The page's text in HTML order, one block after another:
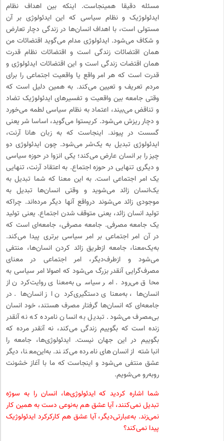
مسئله دقیقا همینجاست. اینکه بین اهداف نظام
ایدئولوژیک و نظام سیاسی که این ایدئولوژی بر آن
مستولی است، با اهداف انسان‌ها در زندگی دچار تعارض
و شکاف می‌شود. ایدئولوژی مدام می‌گوید اقتضائات من
همان اقتضائات زندگی است و اقتضائات نظام قدرت
همان اقتضات زندگی است و این اقتضائات ایدئولوژی و
قدرت است که هر امر واقع یا واقعیت اجتماعی را برای
مردم تعریف و تعیین می‌کند. به همین دلیل است که
وقتی جامعه بین واقعیت و تفسیرهای ایدئولوژیک تضاد
و تناقض می‌بیند، اعتماد به نظام سیاسی لطمه می‌خورد
و دچار ریزش می‌شود. کریستوا می‌گوید، اساسا شر یعنی
گسست در پیوند. اینجاست که به زبان هانا آرنت،
ایدئولوژی تبدیل به یک‌شر می‌شود. چون ایدئولوژی دو
چیز را بر انسان عارض می‌کند؛ یکی انزوا در حوزه سیاسی
و دیگری تنهایی در حوزه اجتماع. به اعتقاد آرنت، تنهایی
یک امر اجتماعی است. به این معنا که شما تبدیل به
یک‌انسان زائد می‌شوید و وقتی انسان‌ها تبدیل به
موجودی زائد می‌شوند درواقع آنها دیگر مرده‌اند. چراکه
تولید انسان زائد، یعنی متوقف شدن اجتماع. یعنی تولید
یک جامعه مصرفی. جامعه مصرفی، جامعه‌ای است که
در آن امر اجتماعی بر امر سیاسی برتری پیدا می‌کند.
به‌یک‌معنا، جامعه ازطریق زائد کردن انسان‌ها، منتفی
می‌شود و ازطرف‌دیگر، امر اجتماعی در معنای
مصرف‌گرایی آنقدر بزرگ می‌شود که اصولا امر سیاسی به
محاق می‌رود. امر سیاسی به‌معنای روایت‌کردن از
انسان‌ها، به‌معنای دستگیری‌کردن از انسان‌ها. در
جامعه‌ای که انسان‌ها گرفتار مصرف‌ هستند، خود انسان
بی‌مصرف می‌شود. تبدیل به انسان نامرده که نه آنقدر
زنده است که بگوییم زندگی می‌کند، نه آنقدر مرده که
بگوییم در این جهان نیست. ایدئولوژی‌ها، جامعه را
انباشته از انسان‌های نامرده می‌کنند. به‌این‌معنا، دیگر
عشق منتفی می‌شود و اینجاست که ما با آغاز خشونت
روبه‌رو می‌شویم.
شما اشاره کردید که ایدئولوژی‌ها، انسان را به سوژه
تبدیل نمی‌کنند، آیا عشق هم به‌نوعی دست به همین کار
نمی‌زند. به‌عبارتی‌دیگر، آیا عشق هم کارکرکرد ایدئولوژیک
پیدا نمی‌کند؟